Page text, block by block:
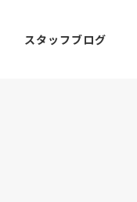
スタッフブログ